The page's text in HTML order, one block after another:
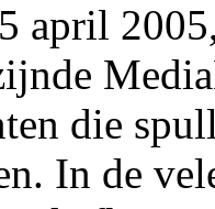
april
die
In de